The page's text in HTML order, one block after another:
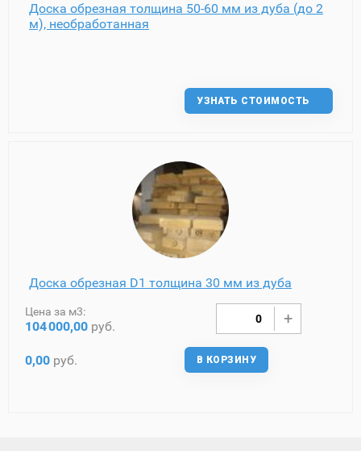
Доска обрезная толщина 50-60 мм из дуба (до 2
м), необработанная
УЗНАТЬ СТОИМОСТЬ
Доска обрезная D1 толщина 30 мм из дуба
Цена за м3:
104000,00 руб.
0,00 руб. В КОРЗИНУ